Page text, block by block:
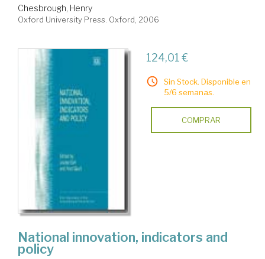
Chesbrough, Henry
Oxford University Press. Oxford, 2006
124,01 €
Sin Stock. Disponible en
5/6 semanas.
COMPRAR
National innovation, indicators and
policy